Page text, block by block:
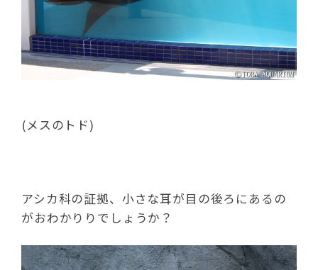
(メスのトド)
アシカ科の証拠、小さな耳が目の後ろにあるの
がおわかりりでしょうか？